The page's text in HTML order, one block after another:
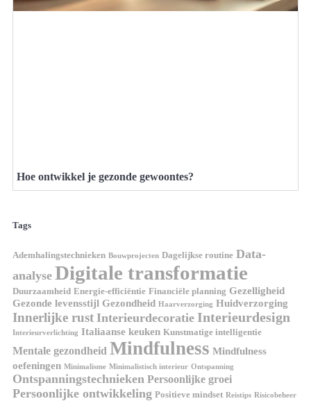
Hoe ontwikkel je gezonde gewoontes?
Tags
Ademhalingstechnieken Bouwprojecten Dagelijkse routine Data-
analyse Digitale transformatie
Duurzaamheid Energie-efficiëntie Financiële planning Gezelligheid
Gezonde levensstijl Gezondheid Haarverzorging Huidverzorging
Innerlijke rust Interieurdecoratie Interieurdesign
Interieurverlichting Italiaanse keuken Kunstmatige intelligentie
Mentale gezondheid Mindfulness Mindfulness
oefeningen Minimalisme Minimalistisch interieur Ontspanning
Ontspanningstechnieken Persoonlijke groei
Persoonlijke ontwikkeling Positieve mindset Reistips Risicobeheer